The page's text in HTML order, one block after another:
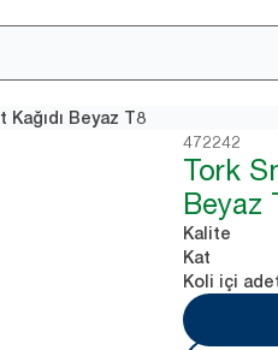
Beyaz T8
472242
Tork
Beyaz
Kalite
Kat
Koli içi